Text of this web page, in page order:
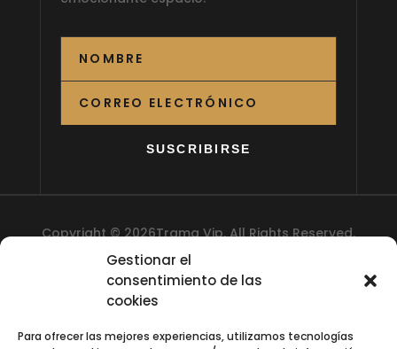
Gestionar el
consentimiento de las
cookies
Para ofrecer las mejores experiencias, utilizamos tecnologías
SUSCRIBIRSE
Copyright © 2026Trama Vip. All Rights Reserved.